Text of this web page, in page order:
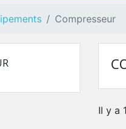
SCELLEMENTORAL
Compresseur
Il y a